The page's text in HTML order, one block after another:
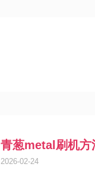
青葱metal刷机方
2026-02-24